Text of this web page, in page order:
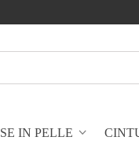
IN PELLE